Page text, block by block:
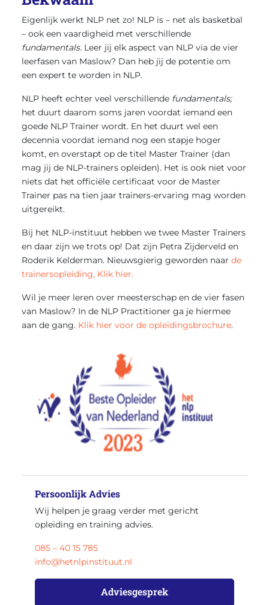
Eigenlijk werkt NLP net zo! NLP is – net als basketbal
– ook een vaardigheid met verschillende
fundamentals. Leer jij elk aspect van NLP via de vier
leerfasen van Maslow? Dan heb jij de potentie om
een expert te worden in NLP.
NLP heeft echter veel verschillende fundamentals;
het duurt daarom soms jaren voordat iemand een
goede NLP Trainer wordt. En het duurt wel een
decennia voordat iemand nog een stapje hoger
komt, en overstapt op de titel Master Trainer (dan
mag jij de NLP-trainers opleiden). Het is ook niet voor
niets dat het officiële certificaat voor de Master
Trainer pas na tien jaar trainers-ervaring mag worden
uitgereikt.
Bij het NLP-instituut hebben we twee Master Trainers
en daar zijn we trots op! Dat zijn Petra Zijderveld en
Roderik Kelderman. Nieuwsgierig geworden naar de
trainersopleiding, Klik hier.
Wil je meer leren over meesterschap en de vier fasen
van Maslow? In de NLP Practitioner ga je hiermee
aan de gang. Klik hier voor de opleidingsbrochure.
Persoonlijk Advies
Wij helpen je graag verder met gericht
opleiding en training advies.
085 – 40 15 785
info@hetnlpinstituut.nl
Adviesgesprek